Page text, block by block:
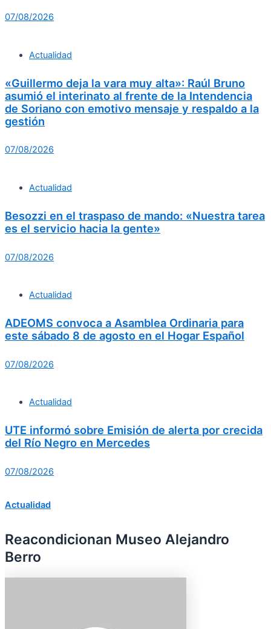
07/08/2026
Actualidad
«Guillermo deja la vara muy alta»: Raúl Bruno
asumió el interinato al frente de la Intendencia
de Soriano con emotivo mensaje y respaldo a la
gestión
07/08/2026
Actualidad
Besozzi en el traspaso de mando: «Nuestra tarea
es el servicio hacia la gente»
07/08/2026
Actualidad
ADEOMS convoca a Asamblea Ordinaria para
este sábado 8 de agosto en el Hogar Español
07/08/2026
Actualidad
UTE informó sobre Emisión de alerta por crecida
del Río Negro en Mercedes
07/08/2026
Actualidad
Reacondicionan Museo Alejandro
Berro